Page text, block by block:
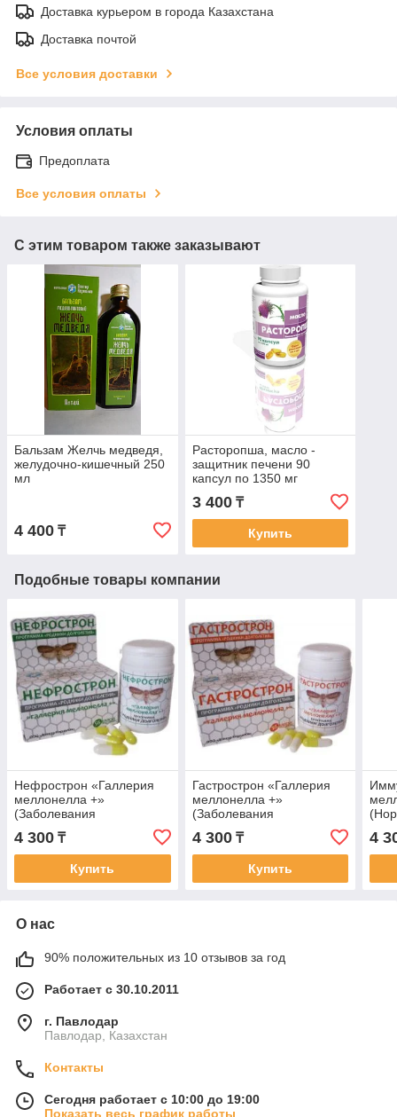
Доставка курьером в города Казахстана
Доставка почтой
Все условия доставки
Условия оплаты
Предоплата
Все условия оплаты
С этим товаром также заказывают
Бальзам Желчь медведя,
желудочно-кишечный 250
мл
4 400 ₸
Расторопша, масло -
защитник печени 90
капсул по 1350 мг
3 400₸
Купить
Подобные товары компании
Нефрострон «Галлерия
меллонелла +»
(Заболевания
системы)
4 300 ₸
Купить
Гастрострон «Галлерия
меллонелла +»
(Заболевания
системы)
4 300₸
Купить
4
О нас
90% положительных из 10 отзывов за год
Работает с 30.10.2011
г. Павлодар
Павлодар, Казахстан
Контакты
Сегодня работает с 10:00 до 19:00
Показать весь график работы